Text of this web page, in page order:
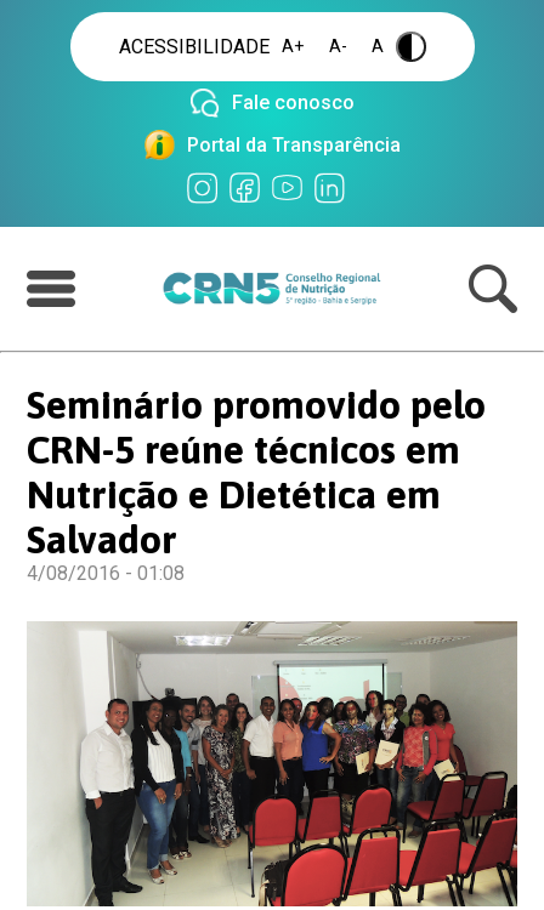
ACESSIBILIDADE A+ A- A .
Fale conosco
Portal da Transparência
Seminário promovido pelo
CRN-5 reúne técnicos em
Nutrição e Dietética em
Salvador
4/08/2016 - 01:08